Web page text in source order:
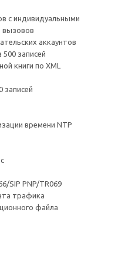
с индивидуальными
вызовов
аккаунтов
записей
книги по XML
записей
времени NTP
SIP PNP/TR069
трафика
файла